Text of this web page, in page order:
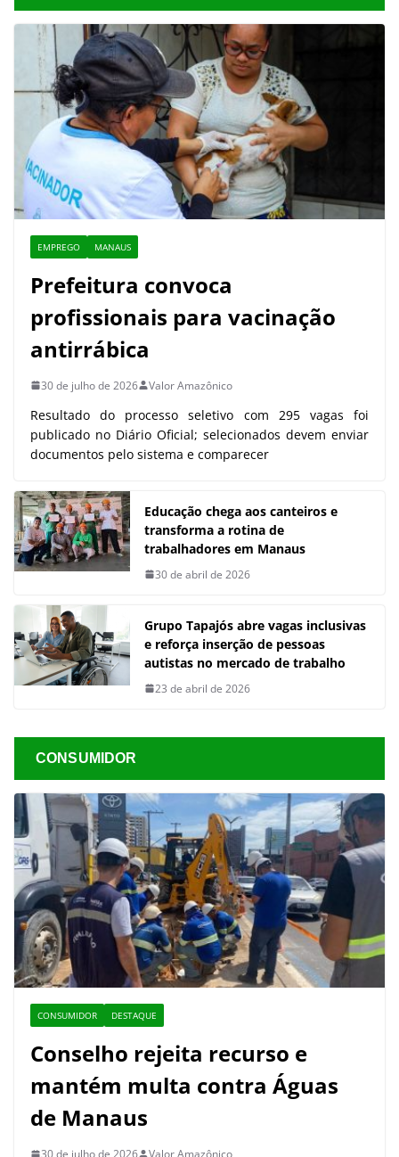
EMPREGO MANAUS
Prefeitura convoca
profissionais para vacinação
antirrábica
30 de julho de 2026 Valor Amazônico
Resultado do processo seletivo com 295 vagas foi
publicado no Diário Oficial; selecionados devem enviar
documentos pelo sistema e comparecer
Educação chega aos canteiros e
transforma a rotina de
trabalhadores em Manaus
30 de abril de 2026
Grupo Tapajós abre vagas inclusivas
e reforça inserção de pessoas
autistas no mercado de trabalho
23 de abril de 2026
CONSUMIDOR
CONSUMIDOR DESTAQUE
Conselho rejeita recurso e
mantém multa contra Águas
de Manaus